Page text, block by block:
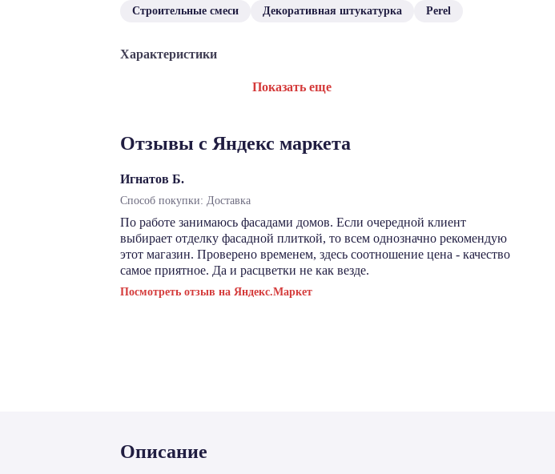
Строительные смеси Декоративная штукатурка Perel
Характеристики
Показать еще
Отзывы с Яндекс маркета
Игнатов Б.
Способ покупки: Доставка
По работе занимаюсь фасадами домов. Если очередной клиент
выбирает отделку фасадной плиткой, то всем однозначно рекомендую
этот магазин. Проверено временем, здесь соотношение цена - качество
самое приятное. Да и расцветки не как везде.
Посмотреть отзыв на Яндекс.Маркет
Описание